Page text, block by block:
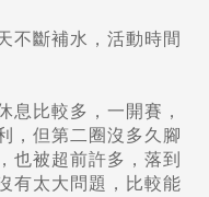
不斷補水，活動時間
息比較多，一開賽，
，但第二圈沒多久腳
也被超前許多，落到
有太大問題，比較能